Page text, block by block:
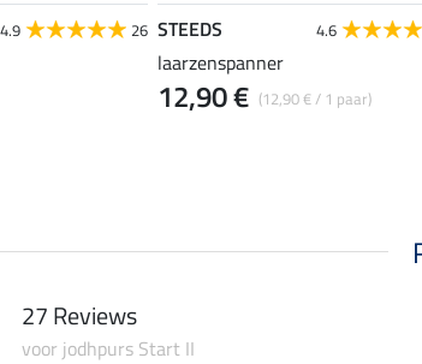
4.9 26 STEEDS 4.6
laarzenspanner
(12,90 € / 1 paar)
12,90 €
27 Reviews
voor jodhpurs Start II